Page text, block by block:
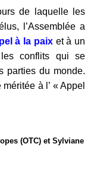
de laquelle les
l’Assemblée a
à la paixet à un
les conflits qui se
parties du monde.
à l’ « Appel
(OTC) et Sylviane